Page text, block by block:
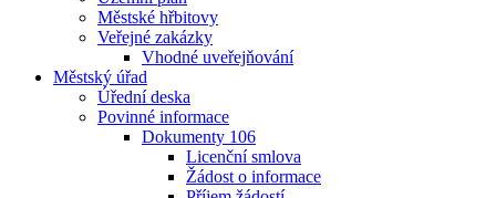
Městské hřbitovy
Veřejné zakázky
Vhodné uveřejňování
Městský úřad
Úřední deska
Povinné informace
Dokumenty 106
Licenční smlova
Žádost o informace